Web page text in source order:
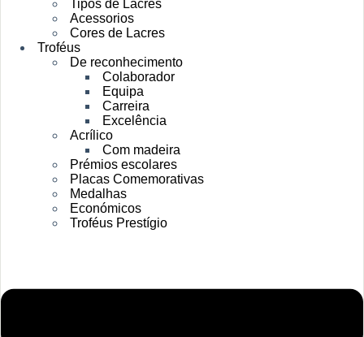
Tipos de Lacres
Acessorios
Cores de Lacres
Troféus
De reconhecimento
Colaborador
Equipa
Carreira
Excelência
Acrílico
Com madeira
Prémios escolares
Placas Comemorativas
Medalhas
Económicos
Troféus Prestígio